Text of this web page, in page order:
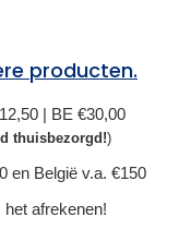
producten.
| BE €30,00
thuisbezorgd!)
en België v.a. €150
het afrekenen!